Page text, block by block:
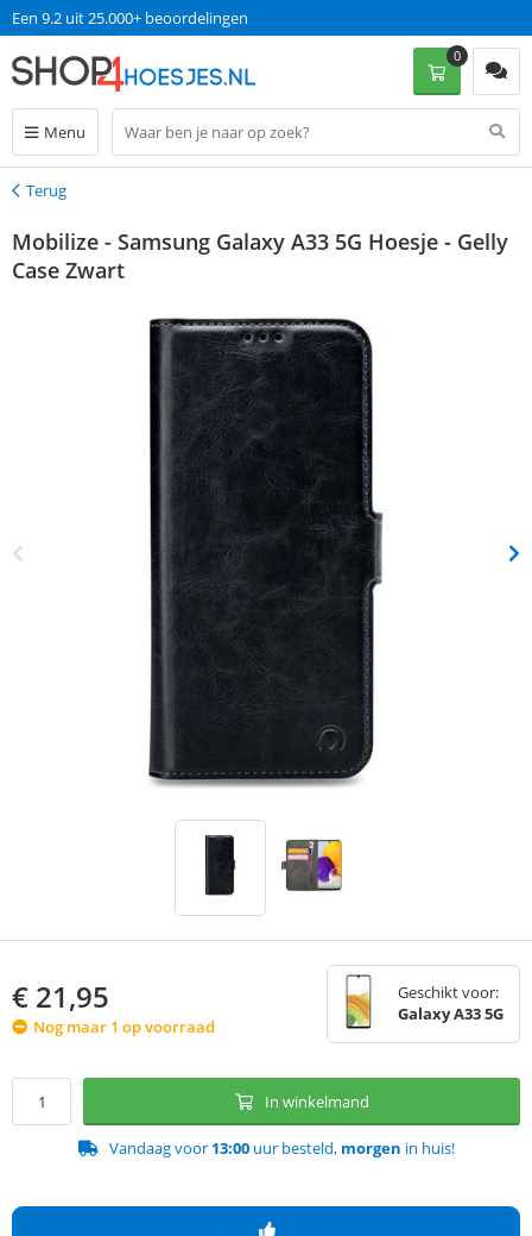
Een 9.2 uit 25.000+ beoordelingen
Menu
0
Terug
Terug
Mobilize - Samsung Galaxy A33 5G Hoesje - Gelly
Case Zwart
€ 21,95
Nog maar 1 op voorraad
Geschikt voor:
Galaxy A33 5G
In winkelmand
Vandaag voor 13:00uur besteld, morgen in huis!